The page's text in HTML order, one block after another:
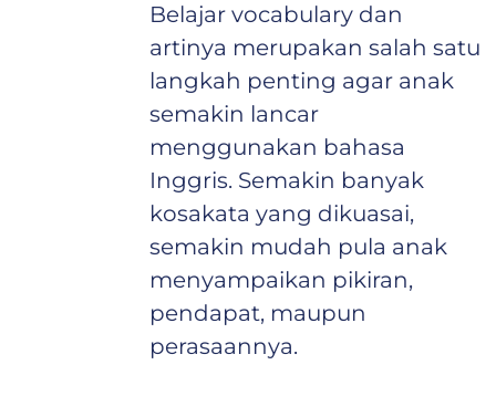
Belajar vocabulary dan
artinya merupakan salah satu
langkah penting agar anak
semakin lancar
menggunakan bahasa
Inggris. Semakin banyak
kosakata yang dikuasai,
semakin mudah pula anak
menyampaikan pikiran,
pendapat, maupun
perasaannya.